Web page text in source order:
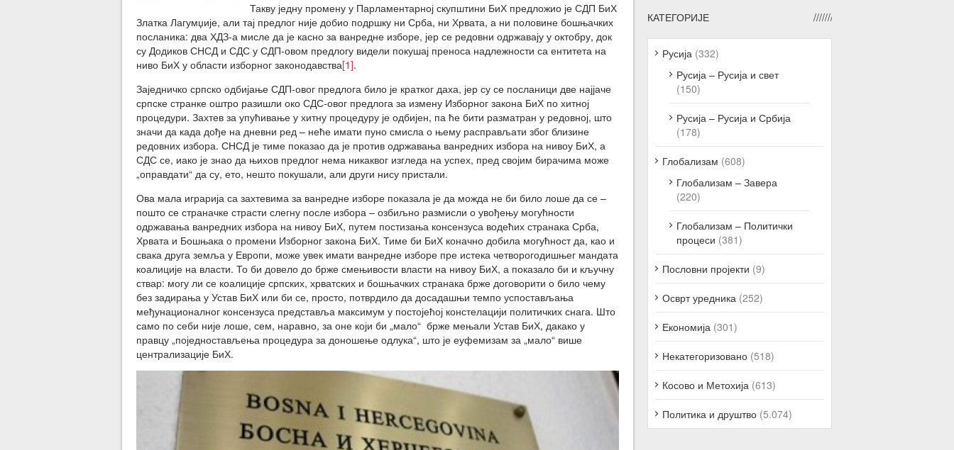
Такву једну промену у Парламентарној скупштини БиХ предложио је СДП БиХ
Златка Лагумџије, али тај предлог није добио подршку ни Срба, ни Хрвата, а ни половине бошњачких
посланика: два ХДЗ-а мисле да је касно за ванредне изборе, јер се редовни одржавају у октобру, док
су Додиков СНСД и СДС у СДП-овом предлогу видели покушај преноса надлежности са ентитета на
ниво БиХ у области изборног законодавства[1].
Заједничко српско одбијање СДП-овог предлога било је кратког даха, јер су се посланици две најјаче
српске странке оштро разишли око СДС-овог предлога за измену Изборног закона БиХ по хитној
процедури. Захтев за упућивање у хитну процедуру је одбијен, па ће бити разматран у редовној, што
значи да када дође на дневни ред – неће имати пуно смисла о њему расправљати због близине
редовних избора. СНСД је тиме показао да је против одржавања ванредних избора на нивоу БиХ, а
СДС се, иако је знао да њихов предлог нема никаквог изгледа на успех, пред својим бирачима може
„оправдати“ да су, ето, нешто покушали, али други нису пристали.
Ова мала играрија са захтевима за ванредне изборе показала је да можда не би било лоше да се –
пошто се страначке страсти слегну после избора – озбиљно размисли о увођењу могућности
одржавања ванредних избора на нивоу БиХ, путем постизања консензуса водећих странака Срба,
Хрвата и Бошњака о промени Изборног закона БиХ. Тиме би БиХ коначно добила могућност да, као и
свака друга земља у Европи, може увек имати ванредне изборе пре истека четворогодишњег мандата
коалиције на власти. То би довело до брже смењивости власти на нивоу БиХ, а показало би и кључну
ствар: могу ли се коалиције српских, хрватских и бошњачких странака брже договорити о било чему
без задирања у Устав БиХ или би се, просто, потврдило да досадашњи темпо успостављања
међунационалног консензуса представља максимум у постојећој констелацији политичких снага. Што
само по себи није лоше, сем, наравно, за оне који би „мало“ брже мењали Устав БиХ, дакако у
правцу „поједностављења процедура за доношење одлука“, што је еуфемизам за „мало“ више
централизације БиХ.
КАТЕГОРИЈЕ
Русија (332)
Русија – Русија и свет
(150)
Русија – Русија и Србија
(178)
Глобализам (608)
Глобализам – Завера
(220)
Глобализам – Политички
процеси (381)
Пословни пројекти (9)
Осврт уредника (252)
Економија (301)
Некатегоризовано (518)
Косово и Метохија (613)
Политика и друштво (5.074)